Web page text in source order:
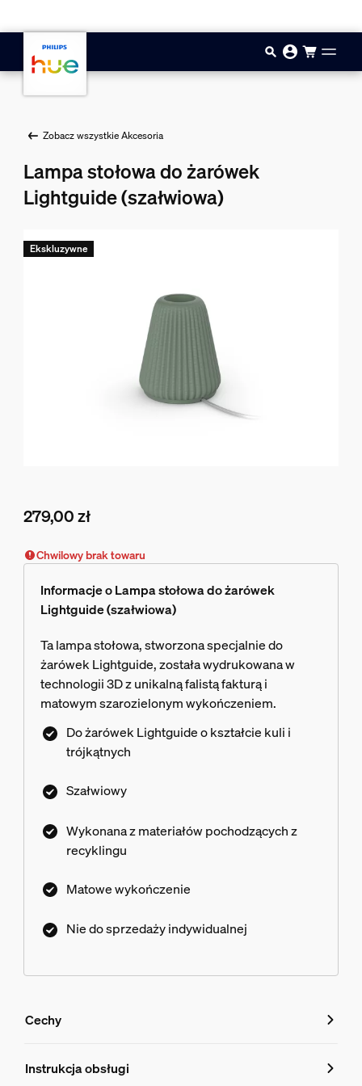
Zobacz wszystkie Akcesoria
Lampa stołowa do żarówek
Lightguide (szałwiowa)
279,00 zł
Ekskluzywne
Chwilowy brak towaru
Informacje o Lampa stołowa do żarówek
Lightguide (szałwiowa)
Ta lampa stołowa, stworzona specjalnie do
żarówek Lightguide, została wydrukowana w
technologii 3D z unikalną falistą fakturą i
matowym szarozielonym wykończeniem.
Do żarówek Lightguide o kształcie kuli i
trójkątnych
Szałwiowy
Wykonana z materiałów pochodzących z
recyklingu
Matowe wykończenie
Nie do sprzedaży indywidualnej
Cechy
Cechy
Instrukcja obsługi